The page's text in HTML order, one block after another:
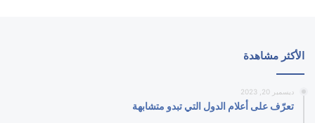
الأكثر مشاهدة
ديسمبر 20, 2023
تعرّف على أعلام الدول التي تبدو متشابهة